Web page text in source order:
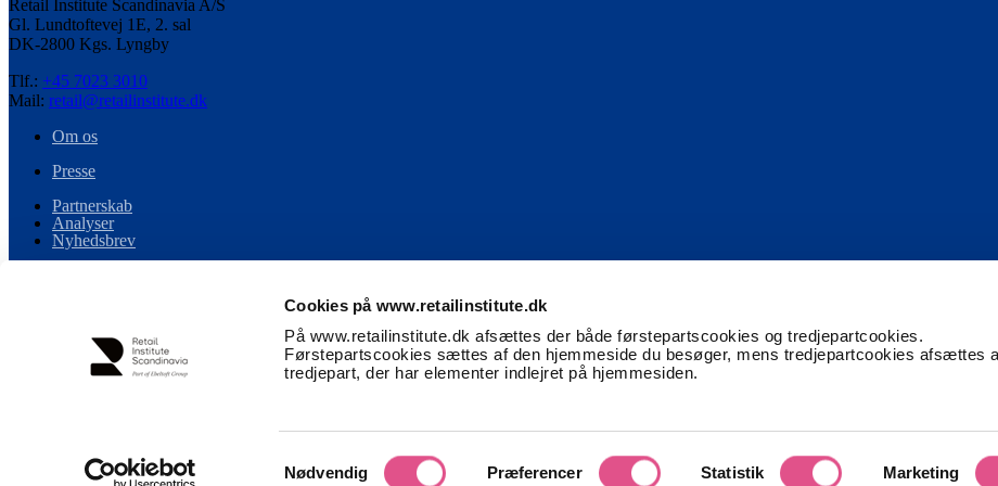
Cookies på www.retailinstitute.dk
På www.retailinstitute.dk afsættes der både førstepartscookies og tredjepartcookies.
Førstepartscookies sættes af den hjemmeside du besøger, mens tredjepartcookies afsættes
tredjepart, der har elementer indlejret på hjemmesiden.
Samtykkevalg
Nødvendig Præferencer Statistik Marketing
Retail Institute Scandinavia A/S
Gl. Lundtoftevej 1E, 2. sal
DK-2800 Kgs. Lyngby
Tlf.: +45 7023 3010
Mail: retail@retailinstitute.dk
Om os
Presse
Partnerskab
Analyser
Nyhedsbrev
Cookiespecifikation
Event og retailtour betingelser